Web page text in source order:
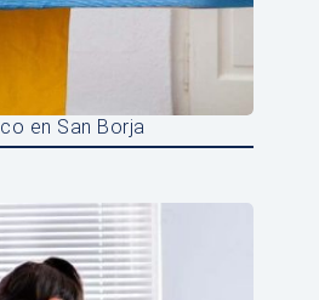
en San Borja